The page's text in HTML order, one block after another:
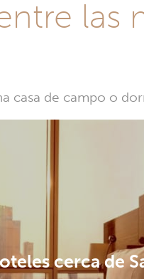
las
casa de campo o
cerca de